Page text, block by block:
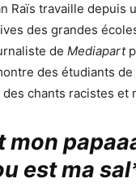
Raïs travaille depuis
des grandes
de Mediapart
des étudiants de
chants racistes et
mon
est ma